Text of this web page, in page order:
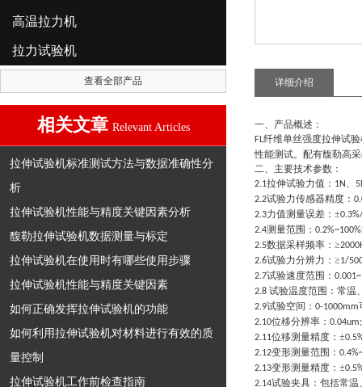
高温拉力机
拉力试验机
查看全部产品
相关文章 Relevant Articles
拉伸试验机标准测试方法与数据准确性分
析
拉伸试验机性能与精度关键因素分析
馥勒拉伸试验机数据测量与标定
拉伸试验机在使用时有哪些使用步骤
拉伸试验机性能与精度关键因素
如何正确发挥拉伸试验机的功能
如何利用拉伸试验机对材料进行有效的质
量控制
拉伸试验机工作前检查指南
详细介绍
一、 产品概述：
FL纤维单丝强度拉伸试
性能测试。配有馥勒高
二、主要技术参数：
2.1拉伸试验力值： 1N 、 5
2.2试验力传感器精度： 0
2.3力值测量误差：±0.3%
2.4测量范围： 0.2%~100%
2.5数据采样频率：≥
2.6试验力分辨力：≥1/
2.7试验速度范围： 0.001~
2.8 试验温度范围：常温
2.9试验空间： 0-1000mm
2.10位移分辨率： 0.04um;
2.11位移测量精度：±0.5
2.12变形测量范围： 0.4
2.13变形测量精度：±0.5
2.14试验夹具：包括常